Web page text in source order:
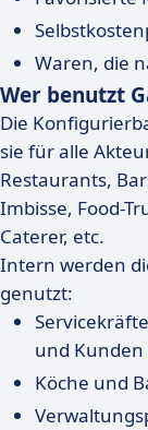
Waren, die
Wer benutzt
Die
sie für alle
Restaurants,
Imbisse, Food-
Caterer, etc.
Intern werden
genutzt:
und Kunden
Köche und